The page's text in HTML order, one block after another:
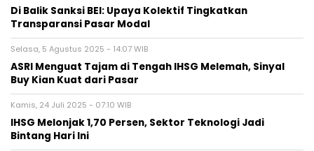
Di Balik Sanksi BEI: Upaya Kolektif Tingkatkan
Transparansi Pasar Modal
Selasa, 5 Agustus 2025 - 14:07 WIB
ASRI Menguat Tajam di Tengah IHSG Melemah, Sinyal
Buy Kian Kuat dari Pasar
Kamis, 24 Juli 2025 - 07:10 WIB
IHSG Melonjak 1,70 Persen, Sektor Teknologi Jadi
Bintang Hari Ini